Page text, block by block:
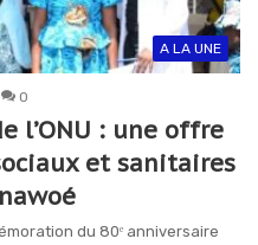
A LA UNE
0
l’ONU : une offre
et sanitaires
du 80ᵉ anniversaire